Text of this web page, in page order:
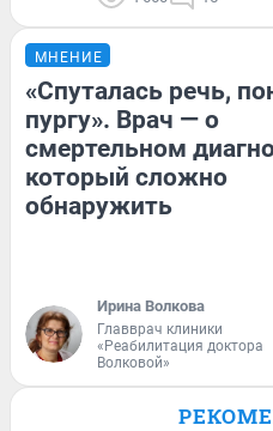
МНЕНИЕ
«Спуталась речь,
пургу». Врач — о
смертельном
который сложно
обнаружить
Ирина Волкова
Главврач клиники
«Реабилитация доктора
Волковой»